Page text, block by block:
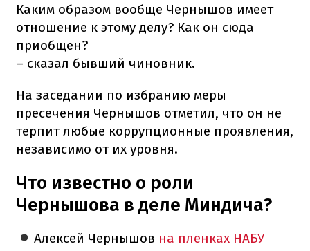
Каким образом вообще Чернышов имеет
отношение к этому делу? Как он сюда
приобщен?
– сказал бывший чиновник.
На заседании по избранию меры
пресечения Чернышов отметил, что он не
терпит любые коррупционные проявления,
независимо от их уровня.
Что известно о роли
Чернышова в деле Миндича?
Алексей Чернышов на пленках НАБУ